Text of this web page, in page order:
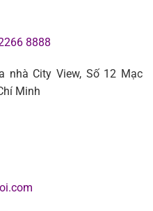
8888
nhà City View, Số 12 Mạc
Minh